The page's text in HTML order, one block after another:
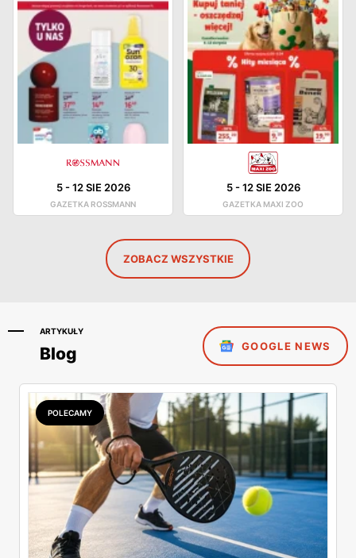
5-12 SIE 2026
GAZETKA ROSSMANN
5-12 SIE 2026
GAZETKA MAXI ZOO
ZOBACZ WSZYSTKIE
ARTYKUŁY
Blog GOOGLE NEWS
POLECAMY